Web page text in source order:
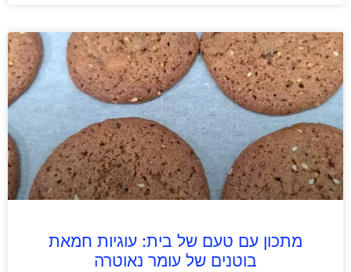
מתכון עם טעם של בית: עוגיות חמאת
בוטנים של עומר נאוטרה